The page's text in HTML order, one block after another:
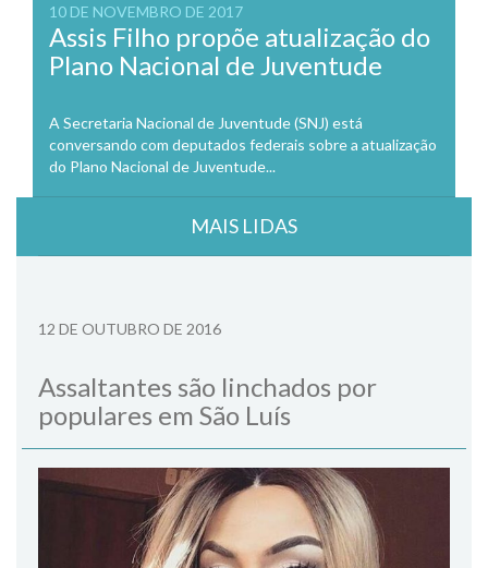
10 DE NOVEMBRO DE 2017
Assis Filho propõe atualização do
Plano Nacional de Juventude
A Secretaria Nacional de Juventude (SNJ) está
conversando com deputados federais sobre a atualização
do Plano Nacional de Juventude...
MAIS LIDAS
12 DE OUTUBRO DE 2016
Assaltantes são linchados por
populares em São Luís